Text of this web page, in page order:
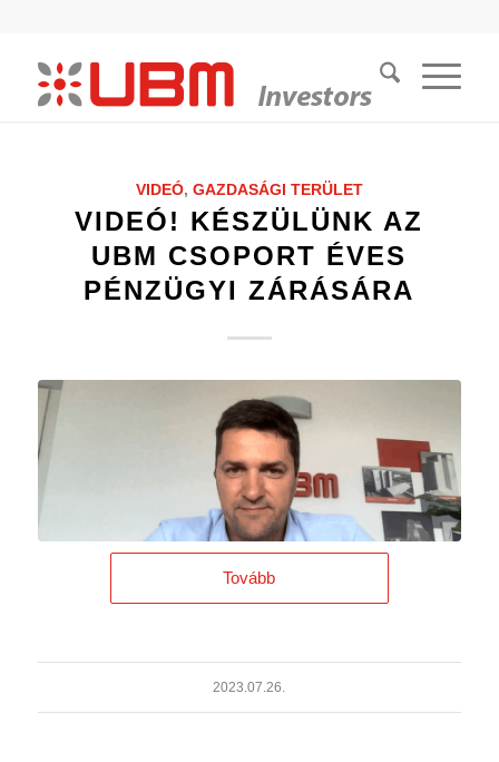
VIDEÓ, GAZDASÁGI TERÜLET
VIDEÓ! KÉSZÜLÜNK AZ
UBM CSOPORT ÉVES
PÉNZÜGYI ZÁRÁSÁRA
Tovább
2023.07.26.